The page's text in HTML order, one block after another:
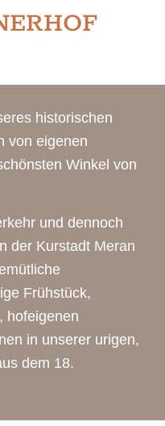
historischen
von eigenen
Winkel von
und dennoch
der Kurstadt Meran
Frühstück,
hofeigenen
in unserer urigen,
dem 18.